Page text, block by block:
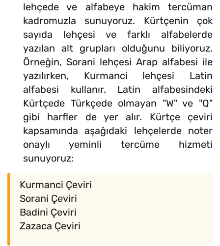
lehçede ve alfabeye hakim tercüman
kadromuzla sunuyoruz. Kürtçenin çok
sayıda lehçesi ve farklı alfabelerde
yazılan alt grupları olduğunu biliyoruz.
Örneğin, Sorani lehçesi Arap alfabesi ile
yazılırken, Kurmanci lehçesi Latin
alfabesi kullanır. Latin alfabesindeki
Kürtçede Türkçede olmayan "W" ve "Q"
gibi harfler de yer alır. Kürtçe çeviri
kapsamında aşağıdaki lehçelerde noter
onaylı yeminli tercüme hizmeti
sunuyoruz:
Kurmanci Çeviri
Sorani Çeviri
Badini Çeviri
Zazaca Çeviri